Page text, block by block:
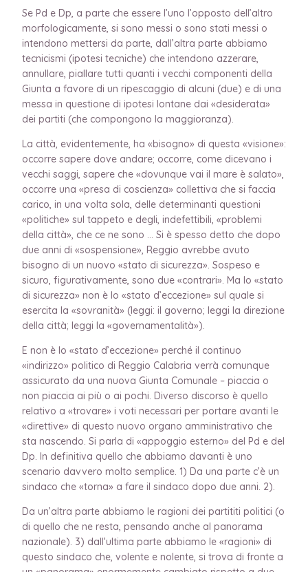
Se Pd e Dp, a parte che essere l’uno l’opposto dell’altro
morfologicamente, si sono messi o sono stati messi o
intendono mettersi da parte, dall’altra parte abbiamo
tecnicismi (ipotesi tecniche) che intendono azzerare,
annullare, piallare tutti quanti i vecchi componenti della
Giunta a favore di un ripescaggio di alcuni (due) e di una
messa in questione di ipotesi lontane dai «desiderata»
dei partiti (che compongono la maggioranza).
La città, evidentemente, ha «bisogno» di questa «visione»:
occorre sapere dove andare; occorre, come dicevano i
vecchi saggi, sapere che «dovunque vai il mare è salato»,
occorre una «presa di coscienza» collettiva che si faccia
carico, in una volta sola, delle determinanti questioni
«politiche» sul tappeto e degli, indefettibili, «problemi
della città», che ce ne sono … Si è spesso detto che dopo
due anni di «sospensione», Reggio avrebbe avuto
bisogno di un nuovo «stato di sicurezza». Sospeso e
sicuro, figurativamente, sono due «contrari». Ma lo «stato
di sicurezza» non è lo «stato d’eccezione» sul quale si
esercita la «sovranità» (leggi: il governo; leggi la direzione
della città; leggi la «governamentalità»).
E non è lo «stato d’eccezione» perché il continuo
«indirizzo» politico di Reggio Calabria verrà comunque
assicurato da una nuova Giunta Comunale – piaccia o
non piaccia ai più o ai pochi. Diverso discorso è quello
relativo a «trovare» i voti necessari per portare avanti le
«direttive» di questo nuovo organo amministrativo che
sta nascendo. Si parla di «appoggio esterno» del Pd e del
Dp. In definitiva quello che abbiamo davanti è uno
scenario davvero molto semplice. 1) Da una parte c’è un
sindaco che «torna» a fare il sindaco dopo due anni. 2).
Da un’altra parte abbiamo le ragioni dei partititi politici (o
di quello che ne resta, pensando anche al panorama
nazionale). 3) dall’ultima parte abbiamo le «ragioni» di
questo sindaco che, volente e nolente, si trova di fronte a